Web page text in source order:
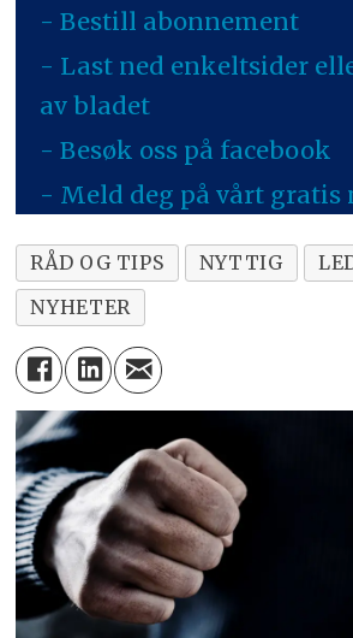
- Bestill abonnement
- Last ned enkeltsider
av bladet
- Besøk oss på facebook
- Meld deg på vårt gratis
RÅD OG TIPS NYTTIG
NYHETER